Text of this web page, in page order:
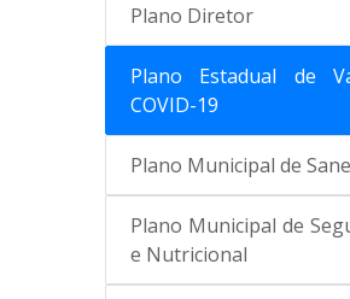
Plano Diretor
Plano Estadual de
COVID-19
Plano Municipal de
Plano Municipal de
e Nutricional